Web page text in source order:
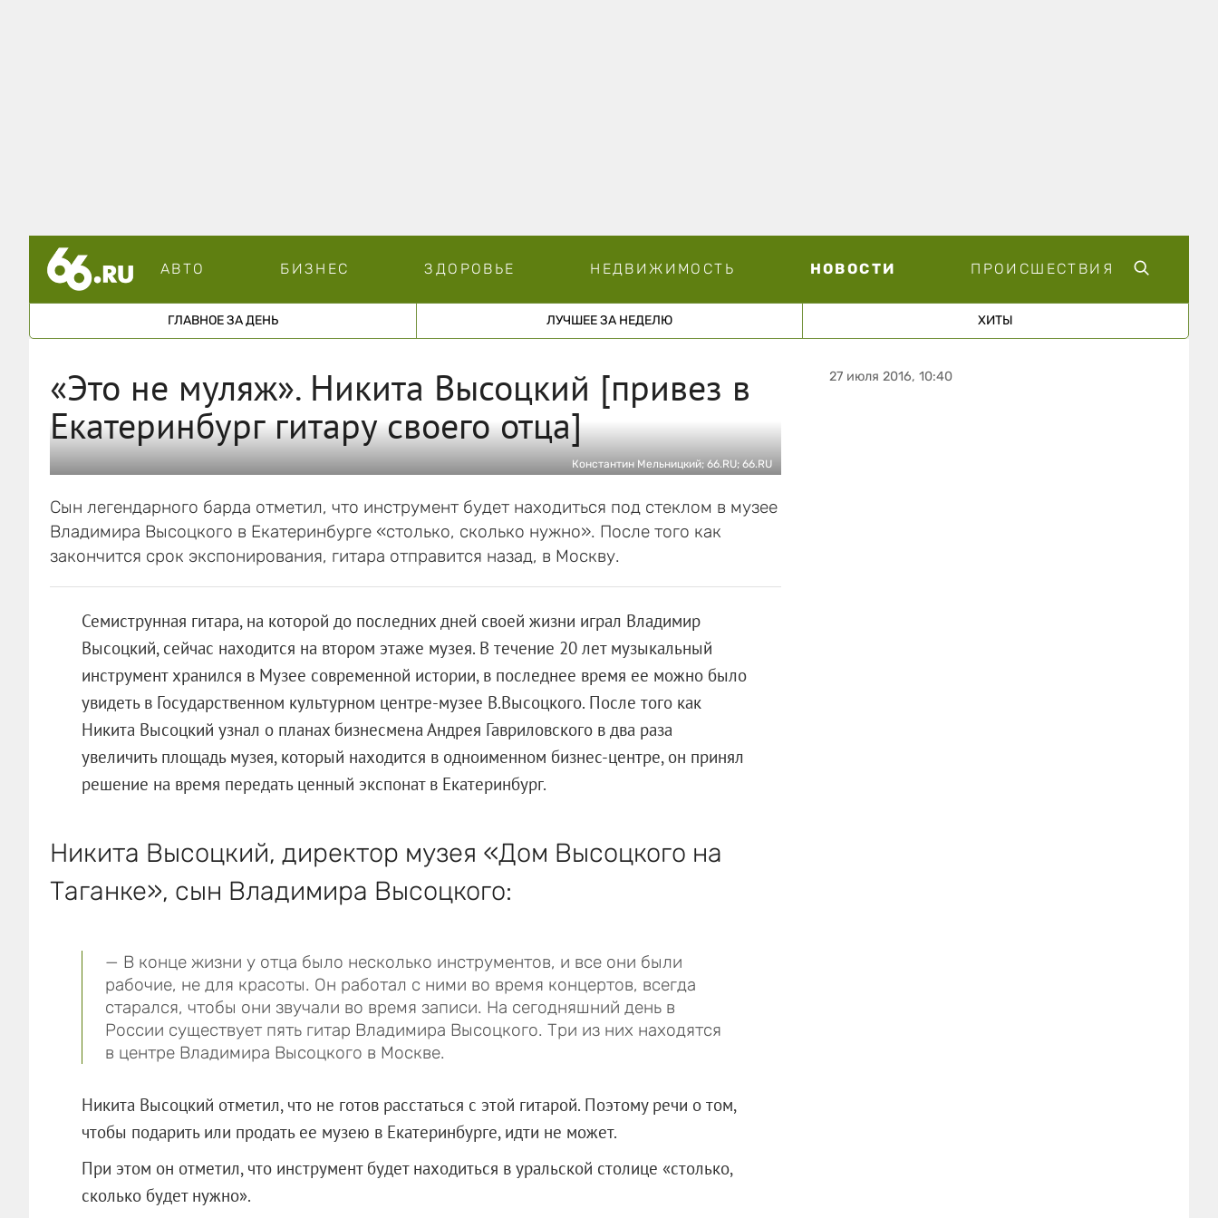
АВТО БИЗНЕС ЗДОРОВЬЕ НЕДВИЖИМОСТЬ НОВОСТИ ПРОИСШЕСТВИЯ
ГЛАВНОЕ ЗА ДЕНЬ ЛУЧШЕЕ ЗА НЕДЕЛЮ ХИТЫ
«Это не муляж». Никита Высоцкий [привез в
Екатеринбург гитару своего отца]
Константин Мельницкий; 66.RU; 66.RU
Сын легендарного барда отметил, что инструмент будет находиться под стеклом в музее
Владимира Высоцкого в Екатеринбурге «столько, сколько нужно». После того как
закончится срок экспонирования, гитара отправится назад, в Москву.
Семиструнная гитара, на которой до последних дней своей жизни играл Владимир
Высоцкий, сейчас находится на втором этаже музея. В течение 20 лет музыкальный
инструмент хранился в Музее современной истории, в последнее время ее можно было
увидеть в Государственном культурном центре-музее В.Высоцкого. После того как
Никита Высоцкий узнал о планах бизнесмена Андрея Гавриловского в два раза
увеличить площадь музея, который находится в одноименном бизнес-центре, он принял
решение на время передать ценный экспонат в Екатеринбург.
Никита Высоцкий, директор музея «Дом Высоцкого на
Таганке», сын Владимира Высоцкого:
— В конце жизни у отца было несколько инструментов, и все они были
рабочие, не для красоты. Он работал с ними во время концертов, всегда
старался, чтобы они звучали во время записи. На сегодняшний день в
России существует пять гитар Владимира Высоцкого. Три из них находятся
в центре Владимира Высоцкого в Москве.
Никита Высоцкий отметил, что не готов расстаться с этой гитарой. Поэтому речи о том,
чтобы подарить или продать ее музею в Екатеринбурге, идти не может.
При этом он отметил, что инструмент будет находиться в уральской столице «столько,
сколько будет нужно».
27 июля 2016, 10:40